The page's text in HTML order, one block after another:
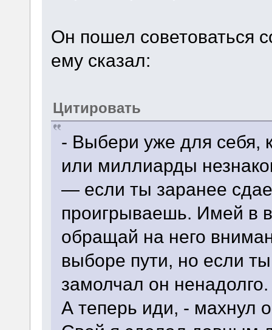
Он пошел советоваться
ему сказал:
Цитировать
- Выбери уже для себя,
или миллиарды
— если ты заранее
проигрываешь. Имей в
обращай на него
выборе пути, но если
замолчал он
А теперь иди, - махнул